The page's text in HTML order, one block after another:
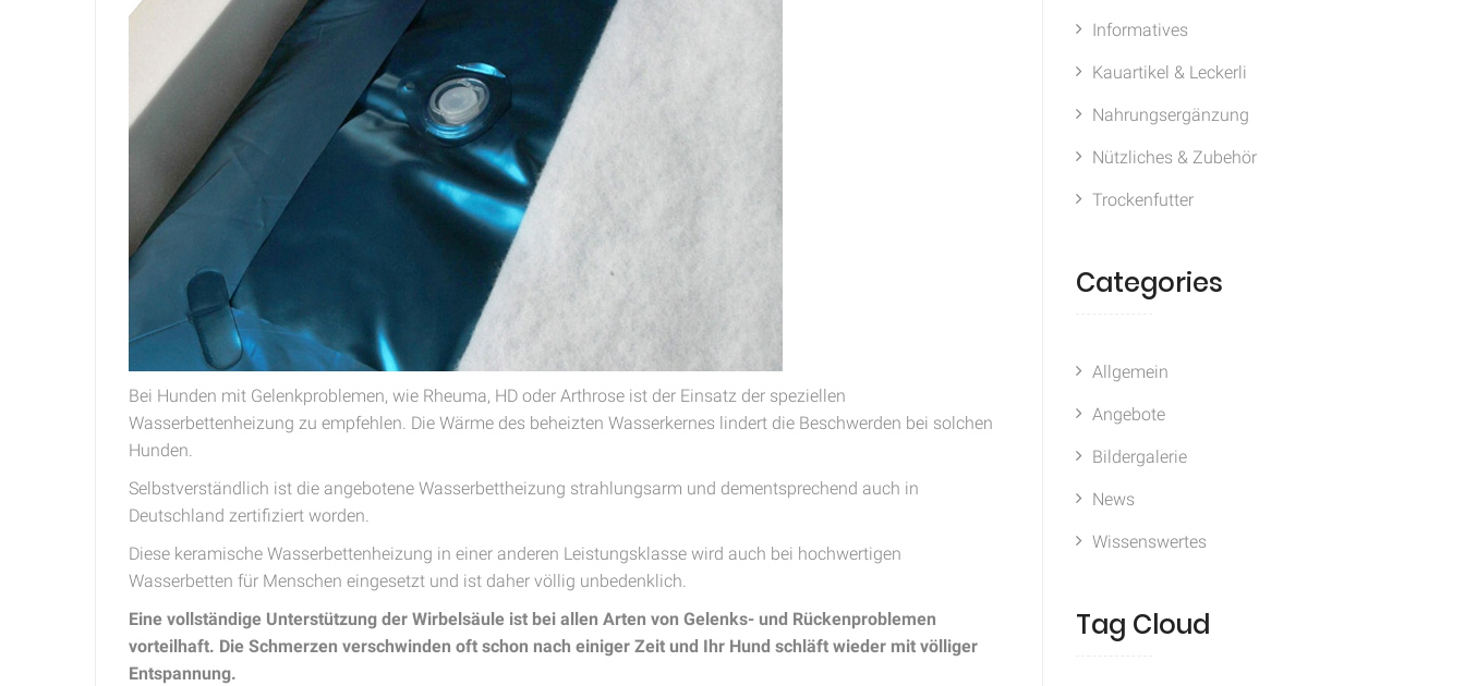
Bei Hunden mit Gelenkproblemen, wie Rheuma, HD oder Arthrose ist der Einsatz der speziellen
Wasserbettenheizung zu empfehlen. Die Wärme des beheizten Wasserkernes lindert die Beschwerden bei solchen
Hunden.
Selbstverständlich ist die angebotene Wasserbettheizung strahlungsarm und dementsprechend auch in
Deutschland zertifiziert worden.
Diese keramische Wasserbettenheizung in einer anderen Leistungsklasse wird auch bei hochwertigen
Wasserbetten für Menschen eingesetzt und ist daher völlig unbedenklich.
Eine vollständige Unterstützung der Wirbelsäule ist bei allen Arten von Gelenks- und Rückenproblemen
vorteilhaft. Die Schmerzen verschwinden oft schon nach einiger Zeit und Ihr Hund schläft wieder mit völliger
Entspannung.
Informatives
Kauartikel & Leckerli
Nahrungsergänzung
Nützliches & Zubehör
Trockenfutter
Categories
Allgemein
Angebote
Bildergalerie
News
Wissenswertes
Tag Cloud